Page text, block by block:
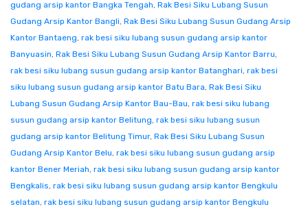
gudang arsip kantor Bangka Tengah, Rak Besi Siku Lubang Susun
Gudang Arsip Kantor Bangli, Rak Besi Siku Lubang Susun Gudang Arsip
Kantor Bantaeng, rak besi siku lubang susun gudang arsip kantor
Banyuasin, Rak Besi Siku Lubang Susun Gudang Arsip Kantor Barru,
rak besi siku lubang susun gudang arsip kantor Batanghari, rak besi
siku lubang susun gudang arsip kantor Batu Bara, Rak Besi Siku
Lubang Susun Gudang Arsip Kantor Bau-Bau, rak besi siku lubang
susun gudang arsip kantor Belitung, rak besi siku lubang susun
gudang arsip kantor Belitung Timur, Rak Besi Siku Lubang Susun
Gudang Arsip Kantor Belu, rak besi siku lubang susun gudang arsip
kantor Bener Meriah, rak besi siku lubang susun gudang arsip kantor
Bengkalis, rak besi siku lubang susun gudang arsip kantor Bengkulu
selatan, rak besi siku lubang susun gudang arsip kantor Bengkulu